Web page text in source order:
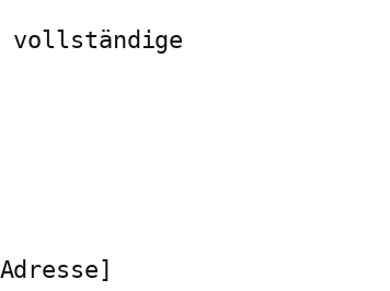
vollständige